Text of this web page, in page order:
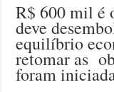
R$ 600 mil é
deve
equilíbrio
retomar as
foram